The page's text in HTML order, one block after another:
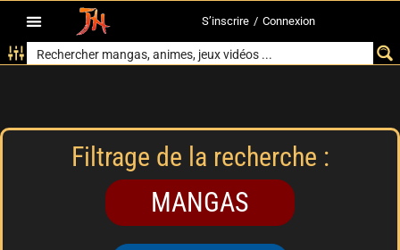
S’inscrire / Connexion
Filtrage de la recherche :
MANGAS